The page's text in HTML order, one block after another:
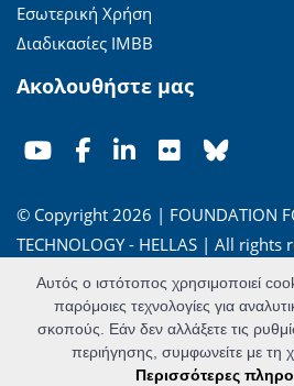
Εσωτερική Χρήση
Διαδικασίες ΙΜΒΒ
Ακολουθήστε μας
© Copyright 2026 | FOUNDATION
TECHNOLOGY - HELLAS | All rights
'Οροι Χρήσης|Πολιτική
Powered byApogee Information Systems
Αυτός ο ιστότοπος χρησιμοποιεί
παρόμοιες τεχνολογίες για
σκοπούς. Εάν δεν αλλάξετε τις
περιήγησης, συμφωνείτε με τη
Περισσότερες